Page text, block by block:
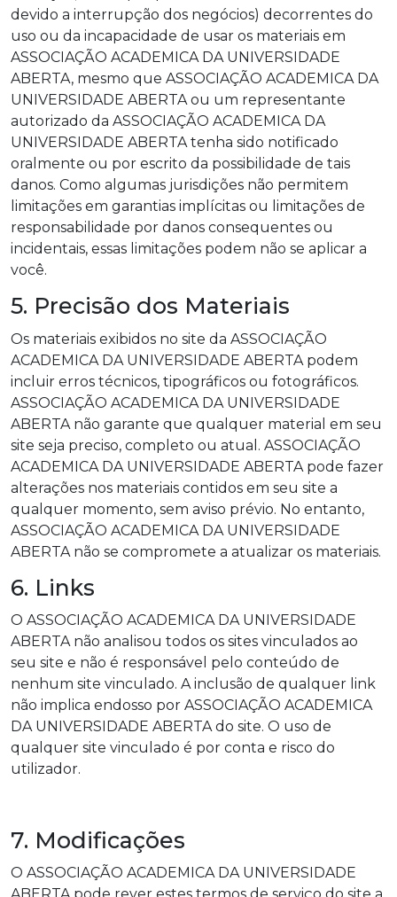
devido a interrupção dos negócios) decorrentes do
uso ou da incapacidade de usar os materiais em
ASSOCIAÇÃO ACADEMICA DA UNIVERSIDADE
ABERTA, mesmo que ASSOCIAÇÃO ACADEMICA DA
UNIVERSIDADE ABERTA ou um representante
autorizado da ASSOCIAÇÃO ACADEMICA DA
UNIVERSIDADE ABERTA tenha sido notificado
oralmente ou por escrito da possibilidade de tais
danos. Como algumas jurisdições não permitem
limitações em garantias implícitas ou limitações de
responsabilidade por danos consequentes ou
incidentais, essas limitações podem não se aplicar a
você.
5. Precisão dos Materiais
Os materiais exibidos no site da ASSOCIAÇÃO
ACADEMICA DA UNIVERSIDADE ABERTA podem
incluir erros técnicos, tipográficos ou fotográficos.
ASSOCIAÇÃO ACADEMICA DA UNIVERSIDADE
ABERTA não garante que qualquer material em seu
site seja preciso, completo ou atual. ASSOCIAÇÃO
ACADEMICA DA UNIVERSIDADE ABERTA pode fazer
alterações nos materiais contidos em seu site a
qualquer momento, sem aviso prévio. No entanto,
ASSOCIAÇÃO ACADEMICA DA UNIVERSIDADE
ABERTA não se compromete a atualizar os materiais.
6. Links
O ASSOCIAÇÃO ACADEMICA DA UNIVERSIDADE
ABERTA não analisou todos os sites vinculados ao
seu site e não é responsável pelo conteúdo de
nenhum site vinculado. A inclusão de qualquer link
não implica endosso por ASSOCIAÇÃO ACADEMICA
DA UNIVERSIDADE ABERTA do site. O uso de
qualquer site vinculado é por conta e risco do
utilizador.
7. Modificações
O ASSOCIAÇÃO ACADEMICA DA UNIVERSIDADE